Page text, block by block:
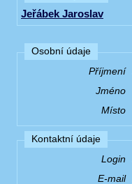
Jeřábek Jaroslav
Osobní údaje
Příjmení
Jméno
Místo
Kontaktní údaje
Login
E-mail